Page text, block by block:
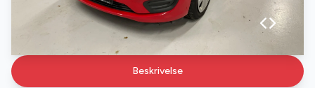
Beskrivelse